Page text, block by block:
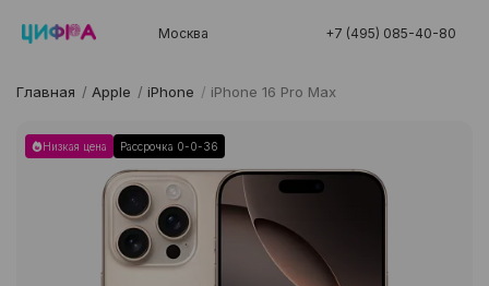
Москва +7 (495) 085-40-80
Главная / Apple / iPhone / iPhone 16 Pro Max
Низкая цена Рассрочка 0-0-36